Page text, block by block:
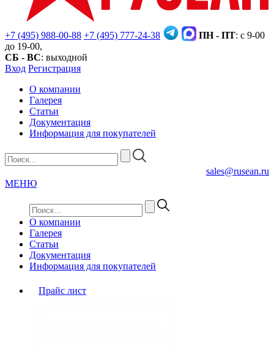
+7 (495) 988-00-88 +7 (495) 777-24-38 ПН - ПТ: с 9-00
до 19-00,
СБ - ВС: выходной
Вход Регистрация
О компании
Галерея
Статьи
Документация
Информация для покупателей
sales@rusean.ru
МЕНЮ
О компании
Галерея
Статьи
Документация
Информация для покупателей
Прайс лист